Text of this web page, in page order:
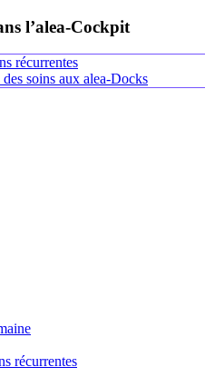
l’alea-Cockpit
récurrentes
soins aux alea-Docks
récurrentes